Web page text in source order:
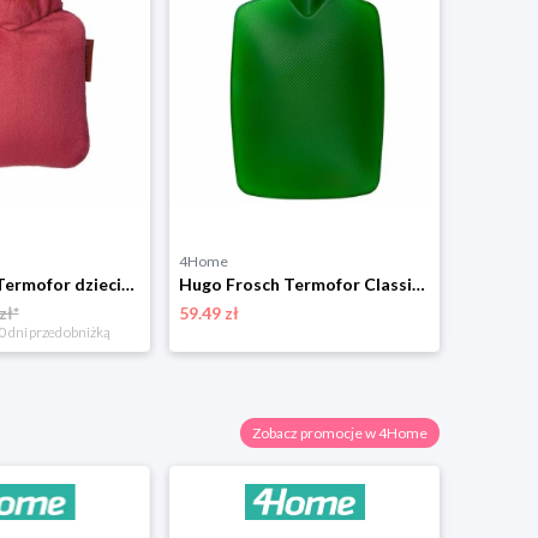
Hugo Frosch Termofor dziecięcy Uni, czerwony
dni przed obniżką
4Home
Hugo Frosch Termofor Classic Plant 1,8 l, zielony
59.49 zł
Zobacz promocje w 4Home